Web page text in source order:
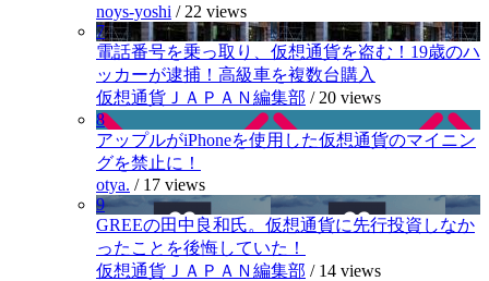
noys-yoshi / 22 views
7
電話番号を乗っ取り、仮想通貨を盗む！19歳のハ
ッカーが逮捕！高級車を複数台購入
仮想通貨ＪＡＰＡＮ編集部 / 20 views
8
アップルがiPhoneを使用した仮想通貨のマイニン
グを禁止に！
otya. / 17 views
9
GREEの田中良和氏。仮想通貨に先行投資しなか
ったことを後悔していた！
仮想通貨ＪＡＰＡＮ編集部 / 14 views